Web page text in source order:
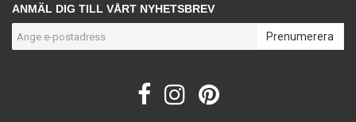
ANMÄL DIG TILL VÅRT NYHETSBREV
Prenumerera